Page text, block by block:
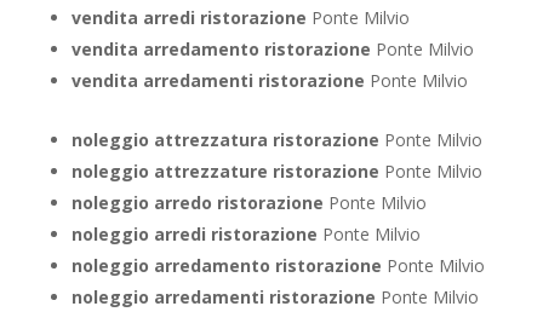
vendita arredi ristorazione Ponte Milvio
vendita arredamento ristorazione Ponte Milvio
vendita arredamenti ristorazione Ponte Milvio
noleggio attrezzatura ristorazione Ponte Milvio
noleggio attrezzature ristorazione Ponte Milvio
noleggio arredo ristorazione Ponte Milvio
noleggio arredi ristorazione Ponte Milvio
noleggio arredamento ristorazione Ponte Milvio
noleggio arredamenti ristorazione Ponte Milvio